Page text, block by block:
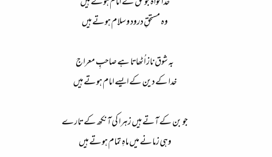
وہ مستحقِ درود و سلام ہوتے ہیں
بہ شوق ناز اُٹھاتا ہے صاحبِ معراج
خدا کے دین کے ایسے امام ہوتے ہیں
جو بن کے آتے ہیں زہرا کی آنکھ کے تارے
وہی زمانے میں ماہِ تمام ہوتے ہیں